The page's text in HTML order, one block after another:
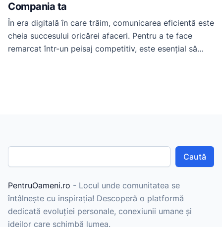
Compania ta
În era digitală în care trăim, comunicarea eficientă este
cheia succesului oricărei afaceri. Pentru a te face
remarcat într-un peisaj competitiv, este esențial să
Caută
PentruOameni.ro - Locul unde comunitatea se
întâlnește cu inspirația! Descoperă o platformă
dedicată evoluției personale, conexiunii umane și
ideilor care schimbă lumea.